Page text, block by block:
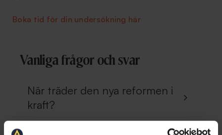
Boka tid för din undersökning här
Vanliga frågor och svar
När träder den nya reformen i
kraft?